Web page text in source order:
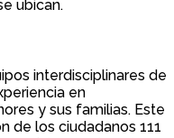
ubican.
interdisciplinares de
en
y sus familias. Este
de los ciudadanos 111